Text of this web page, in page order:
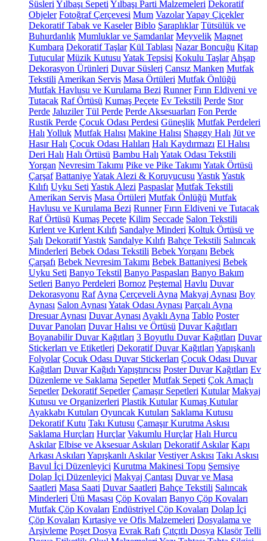
Süsleri Yılbaşı Sepeti Yılbaşı Parti Malzemeleri Dekoratif
Objeler Fotoğraf Çerçevesi Mum VazolarYapay Çiçekler
Dekoratif Tabak ve Kaseler Biblo Şaraplıklar Tütsülük ve
Buhurdanlık Mumluklar ve Şamdanlar Meyvelik Magnet
Kumbara Dekoratif Taşlar Kül Tablası Nazar Boncuğu Kitap
Tutucular Müzik Kutusu Yatak Tepsisi Kokulu Taşlar Ahşap
Dekorasyon Ürünleri Duvar Süsleri Cansız Manken Mutfak
Tekstili Amerikan Servis Masa Örtüleri Mutfak Önlüğü
Mutfak Havlusu ve Kurulama Bezi Runner Fırın Eldiveni ve
Tutacak Raf Örtüsü Kumaş Peçete Ev Tekstili Perde Stor
Perde Jaluziler Tül Perde Perde Aksesuarları Fon Perde
Rustik Perde Çocuk Odası Perdesi Güneşlik Mutfak Perdeleri
Halı Yolluk Mutfak Halısı Makine Halısı Shaggy Halı Jüt ve
Hasır Halı Çocuk Odası Halıları Halı Kaydırmazı El Halısı
Deri Halı Halı Örtüsü Bambu Halı Yatak Odası Tekstili
Yorgan Nevresim Takımı Pike ve Pike Takımı Yatak Örtüsü
Çarşaf BattaniyeYatak Alezi & Koruyucusu YastıkYastık
Kılıfı Uyku Seti Yastık Alezi Paspaslar Mutfak Tekstili
Amerikan Servis Masa Örtüleri Mutfak Önlüğü Mutfak
Havlusu ve Kurulama Bezi Runner Fırın Eldiveni ve Tutacak
Raf Örtüsü Kumaş Peçete Kilim Seccade Salon Tekstili
Kırlent ve Kırlent Kılıfı Sandalye Minderi Koltuk Örtüsü ve
Şalı Dekoratif Yastık Sandalye Kılıfı Bahçe Tekstili Salıncak
Minderleri Bebek Odası Tekstili Bebek Yorganı Bebek
Çarşafı Bebek Nevresim Takımı Bebek Battaniyesi Bebek
Uyku Seti Banyo Tekstil Banyo Paspasları Banyo Bakım
Setleri Banyo Perdeleri Bornoz Peştemal Havlu Duvar
Dekorasyonu Raf Ayna Çerçeveli Ayna Makyaj Aynası Boy
Aynası Salon Aynası Yatak Odası Aynası Parçalı Ayna
Dresuar Aynası Duvar Aynası Ayaklı Ayna Tablo Poster
Duvar Panoları Duvar Halısı ve Örtüsü Duvar Kağıtları
Boyanabilir Duvar Kağıtları 3 Boyutlu Duvar Kağıtları Duvar
Stickerları ve Etiketleri Dekoratif Duvar Kağıtları Yapışkanlı
Folyolar Çocuk Odası Duvar Stickerları Çocuk Odası Duvar
Kağıtları Duvar Kağıdı Yapıştırıcısı Poster Duvar Kağıtları Ev
Düzenleme ve Saklama Sepetler Mutfak Sepeti Çok Amaçlı
Sepetler Dekoratif Sepetler Çamaşır Sepetleri Kutular Makyaj
Kutusu ve Organizerleri Plastik Kutular Kumaş Kutular
Ayakkabı Kutuları Oyuncak Kutuları Saklama Kutusu
Dekoratif Kutu Takı Kutusu Çamaşır Kurutma Askısı
Saklama Hurçları Hurçlar Vakumlu Hurçlar Halı Hurcu
Askılar Elbise ve Aksesuar Askıları Dekoratif Askılar Kapı
Arkası Askıları Yapışkanlı Askılar Vestiyer Askısı Takı Askısı
Bavul İçi Düzenleyici Kurutma Makinesi Topu Şemsiye
Dolap İçi Düzenleyici Makyaj Çantası Duvar ve Masa
Saatleri Masa Saati Duvar Saatleri Bahçe Tekstili Salıncak
Minderleri Ütü Masası Çöp Kovaları Banyo Çöp Kovaları
Mutfak Çöp Kovaları Endüstriyel Çöp Kovaları Dolap İçi
Çöp Kovaları Kırtasiye ve Ofis Malzemeleri Dosyalama ve
Arşivleme Poşet Dosya Evrak Rafı Çıtçıtlı Dosya Klasör Telli